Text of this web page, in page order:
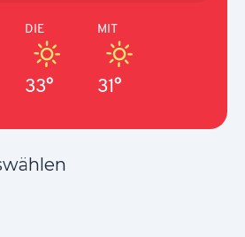
DIE
33°
MIT
31°